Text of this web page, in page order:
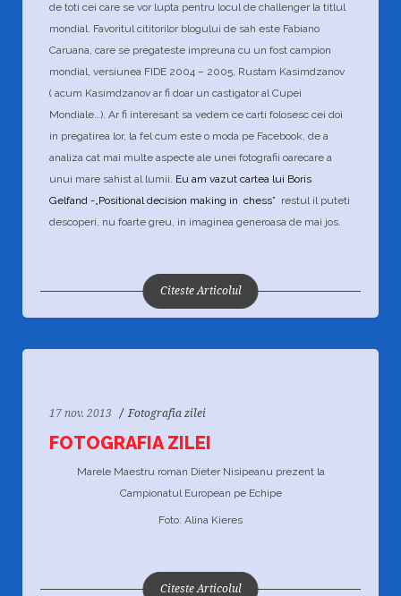
de toti cei care se vor lupta pentru locul de challenger la titlul
mondial. Favoritul cititorilor blogului de sah este Fabiano
Caruana, care se pregateste impreuna cu un fost campion
mondial, versiunea FIDE 2004 – 2005, Rustam Kasimdzanov
( acum Kasimdzanov ar fi doar un castigator al Cupei
Mondiale…). Ar fi interesant sa vedem ce carti folosesc cei doi
in pregatirea lor, la fel cum este o moda pe Facebook, de a
analiza cat mai multe aspecte ale unei fotografii oarecare a
unui mare sahist al lumii. Eu am vazut cartea lui Boris
Gelfand -„Positional decision making in chess” restul il puteti
descoperi, nu foarte greu, in imaginea generoasa de mai jos.
Citeste Articolul
17 nov. 2013 Fotografia zilei
FOTOGRAFIA ZILEI
Marele Maestru roman Dieter Nisipeanu prezent la
Campionatul European pe Echipe
Foto: Alina Kieres
Citeste Articolul